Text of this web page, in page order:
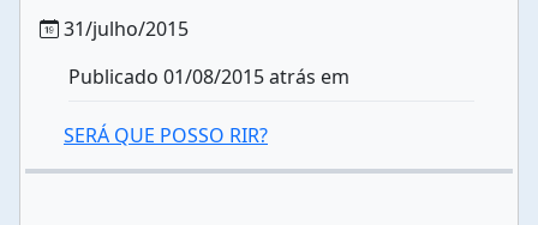
31/julho/2015
Publicado 01/08/2015 atrás em
SERÁ QUE POSSO RIR?